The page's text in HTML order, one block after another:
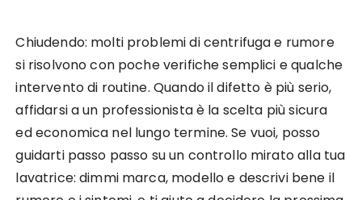
Chiudendo: molti problemi di centrifuga e rumore
si risolvono con poche verifiche semplici e qualche
intervento di routine. Quando il difetto è più serio,
affidarsi a un professionista è la scelta più sicura
ed economica nel lungo termine. Se vuoi, posso
guidarti passo passo su un controllo mirato alla tua
lavatrice: dimmi marca, modello e descrivi bene il